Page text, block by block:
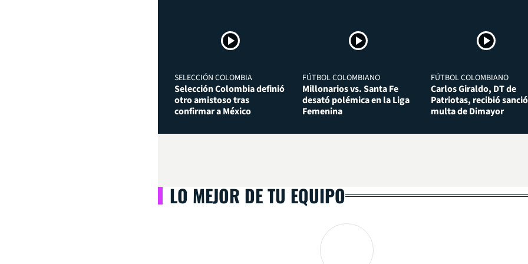
SELECCIÓN COLOMBIA
Selección Colombia definió
otro amistoso tras
confirmar a México
FÚTBOL COLOMBIANO
Millonarios vs. Santa Fe
desató polémica en la Liga
Femenina
FÚTBOL COLOMBIANO
Carlos Giraldo, DT de
Patriotas, recibió
multa de Dimayor
LO MEJOR DE TU EQUIPO